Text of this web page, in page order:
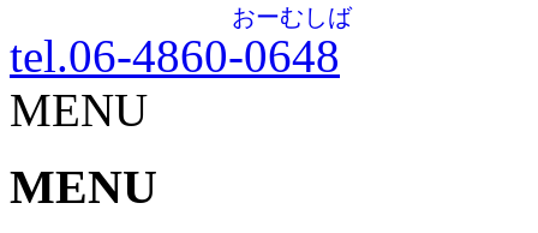
tel.06-4860-0648
おーむしば
MENU
MENU